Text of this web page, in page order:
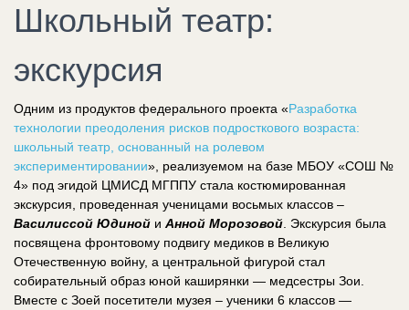
Школьный театр:
экскурсия
Одним из продуктов федерального проекта «Разработка
технологии преодоления рисков подросткового возраста:
школьный театр, основанный на ролевом
экспериментировании», реализуемом на базе МБОУ «СОШ №
4» под эгидой ЦМИСД МГППУ стала костюмированная
экскурсия, проведенная ученицами восьмых классов –
Василиссой Юдиной и Анной Морозовой . Экскурсия была
посвящена фронтовому подвигу медиков в Великую
Отечественную войну, а центральной фигурой стал
собирательный образ юной каширянки — медсестры Зои.
Вместе с Зоей посетители музея – ученики 6 классов —